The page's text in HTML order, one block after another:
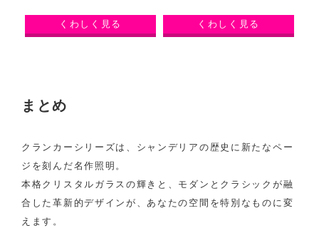
くわしく見る くわしく見る
まとめ
クランカーシリーズは、シャンデリアの歴史に新たなペー
ジを刻んだ名作照明。
本格クリスタルガラスの輝きと、モダンとクラシックが融
合した革新的デザインが、あなたの空間を特別なものに変
えます。